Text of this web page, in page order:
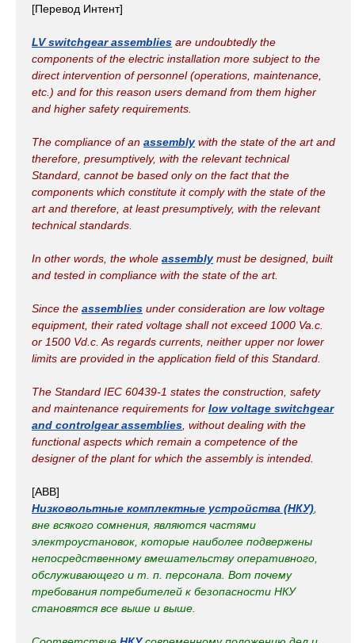
[Перевод Интент]
LV switchgear assemblies are undoubtedly the
components of the electric installation more subject to the
direct intervention of personnel (operations, maintenance,
etc.) and for this reason users demand from them higher
and higher safety requirements.
The compliance of an assemblywith the state of the art and
therefore, presumptively, with the relevant technical
Standard, cannot be based only on the fact that the
components which constitute it comply with the state of the
art and therefore, at least presumptively, with the relevant
technical standards.
In other words, the whole assemblymust be designed, built
and tested in compliance with the state of the art.
Since the assemblies under consideration are low voltage
equipment, their rated voltage shall not exceed 1000 Va.c.
or 1500 Vd.c. As regards currents, neither upper nor lower
limits are provided in the application field of this Standard.
The Standard IEC 60439-1 states the construction, safety
and maintenance requirements for low voltage switchgear
and controlgear assemblies , without dealing with the
functional aspects which remain a competence of the
designer of the plant for which the assembly is intended.
[ABB]
Низковольтные комплектные устройства (НКУ)
вне всякого сомнения, являются частями
электроустановок, которые наиболее подвержены
непосредственному вмешательству оперативного,
обслуживающего и т. п. персонала. Вот почему
требования потребителей к безопасности НКУ
становятся все выше и выше.